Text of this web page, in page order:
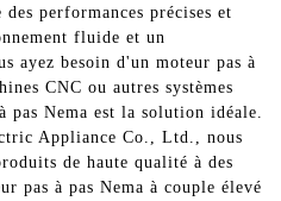
performances précises et
fluide et un
ayez besoin d'un moteur pas à
CNC ou autres systèmes
pas Nema est la solution idéale.
Appliance Co., Ltd., nous
de haute qualité à des
pas à pas Nema à couple élevé